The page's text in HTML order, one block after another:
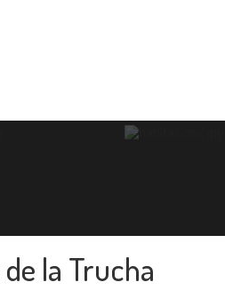
la Trucha